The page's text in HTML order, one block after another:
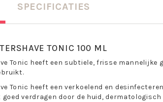
SPECIFICATIES
TONIC 100 ML
Tonic heeft een subtiele, frisse mannelijke
Tonic heeft een verkoelend en
verdragen door de huid, dermatologisch